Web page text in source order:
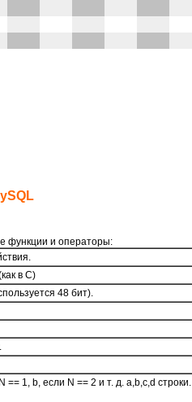
функции и операторы:
в C)
48 бит).
== 1, b, если N == 2 и т. д. a,b,c,d строки.